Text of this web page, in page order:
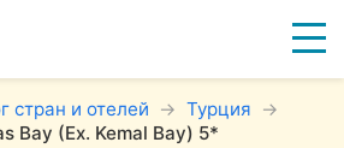
стран и отелей
Турция
Bay (Ex. Kemal Bay) 5*